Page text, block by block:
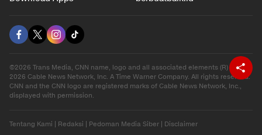
©2026 Trans Media, CNN name, logo and all associated elements (R) and ©
2026 Cable News Network, Inc. A Time Warner Company. All rights reserved.
CNN and the CNN logo are registered marks of Cable News Network, Inc.,
displayed with permission.
Tentang Kami | Redaksi | Pedoman Media Siber | Disclaimer